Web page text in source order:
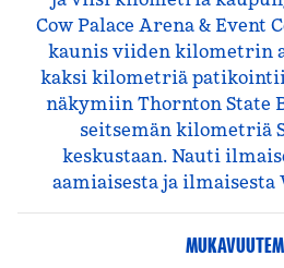
Cow Palace Arena & Event
kaunis viiden kilometrin
kaksi kilometriä
näkymiin Thornton State
seitsemän kilometriä
keskustaan. Nauti
aamiaisesta ja ilmaisesta